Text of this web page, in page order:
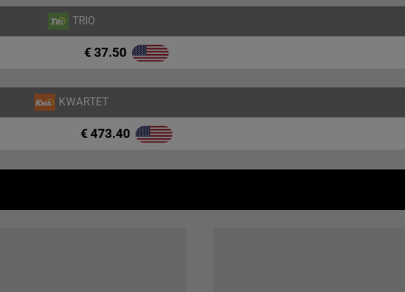
TRIO
€ 37.50
KWARTET
€ 473.40